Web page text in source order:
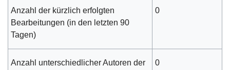
Anzahl der kürzlich erfolgten
Bearbeitungen (in den letzten 90
Tagen)
0
Anzahl unterschiedlicher Autoren der
0